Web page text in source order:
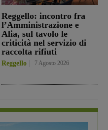
Reggello: incontro fra
l’Amministrazione e
Alia, sul tavolo le
criticità nel servizio di
raccolta rifiuti
Reggello 7 Agosto 2026